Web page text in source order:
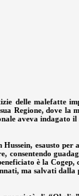
delle malefatte
Regione, dove
aveva indagato
esausto
consentendo
è la
ma salvati dalla